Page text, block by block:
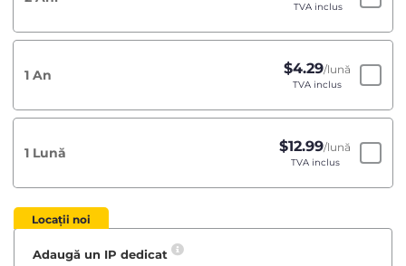
TVA inclus
1 An $4.29/lună
TVA inclus
1 Lună $12.99/lună
TVA inclus
Locații noi
Adaugă un IP dedicat